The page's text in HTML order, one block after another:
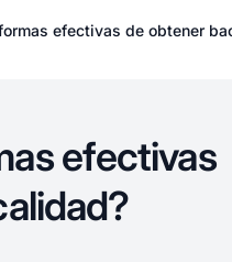
efectivas de obtener
efectivas